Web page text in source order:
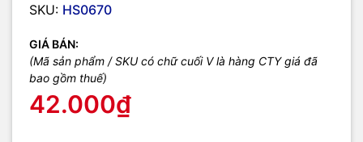
SKU: HS0670
GIÁ BÁN:
(Mã sản phẩm / SKU có chữ cuối V là hàng CTY giá đã
bao gồm thuế)
42.000₫